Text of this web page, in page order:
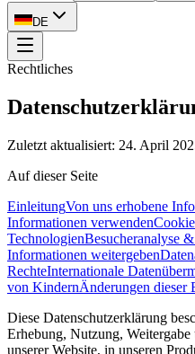
DE
Rechtliches
Zuletzt aktualisiert: 24. April
Auf dieser Seite
EinleitungVon uns erhobene
Informationen verwenden
TechnologienBesucheranalyse
Informationen weitergeben
RechteInternationale
von KindernÄnderungen dieser
Diese Datenschutzerklärung
Erhebung, Nutzung,
unserer Website, in unseren